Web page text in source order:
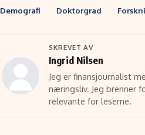
Demografi Doktorgrad
SKREVET AV
Ingrid Nilsen
Jeg er finansjournalist
næringsliv. Jeg brenner
relevante for leserne.